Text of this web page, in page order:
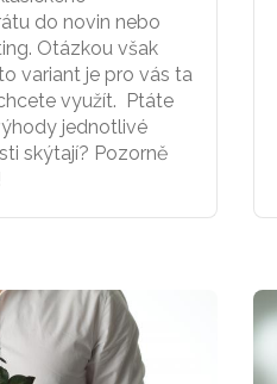
do novin nebo
Otázkou však
variant je pro vás ta
využít. Ptáte
jednotlivé
skýtají? Pozorně